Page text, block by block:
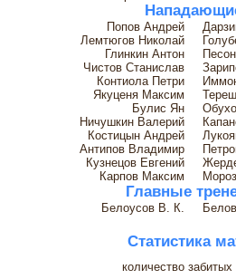
Попов Андрей
Лемтюгов Николай
Глинкин Антон
Чистов Станислав
Контиола Петри
Якуценя Максим
Булис Ян
Ничушкин Валерий
Костицын Андрей
Антипов Владимир
Кузнецов Евгений
Карпов Максим
Главные
Белоусов В. К.
Статистика
количество